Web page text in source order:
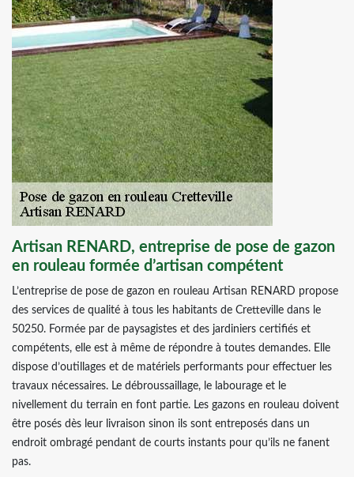
Artisan RENARD, entreprise de pose de gazon
en rouleau formée d’artisan compétent
L’entreprise de pose de gazon en rouleau Artisan RENARD propose
des services de qualité à tous les habitants de Cretteville dans le
50250. Formée par de paysagistes et des jardiniers certifiés et
compétents, elle est à même de répondre à toutes demandes. Elle
dispose d’outillages et de matériels performants pour effectuer les
travaux nécessaires. Le débroussaillage, le labourage et le
nivellement du terrain en font partie. Les gazons en rouleau doivent
être posés dès leur livraison sinon ils sont entreposés dans un
endroit ombragé pendant de courts instants pour qu’ils ne fanent
pas.